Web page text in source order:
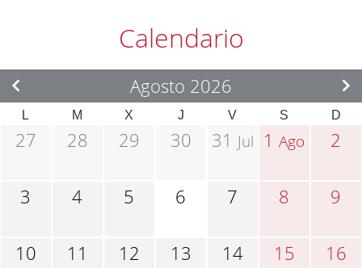
Calendario
Agosto 2026
L M X J V S D
27 28 29 30 31 Jul 1Ago 2
3 4 5 6 7 8 9
10 11 12 13 14 15 16